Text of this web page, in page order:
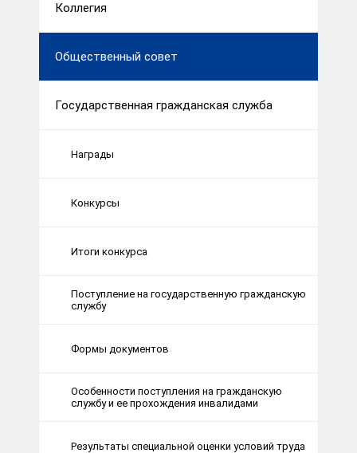
Коллегия
Общественный совет
Государственная гражданская служба
Награды
Конкурсы
Итоги конкурса
Поступление на государственную гражданскую
службу
Формы документов
Особенности поступления на гражданскую
службу и ее прохождения инвалидами
Результаты специальной оценки условий труда